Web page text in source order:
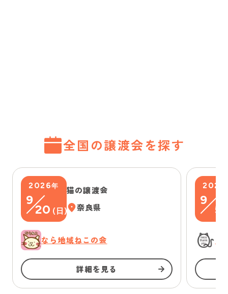
全国の譲渡会を探す
2026年
9
20 ( 日)
猫の譲渡会
奈良県
なら地域ねこの会
詳細を見る
2026
9
5